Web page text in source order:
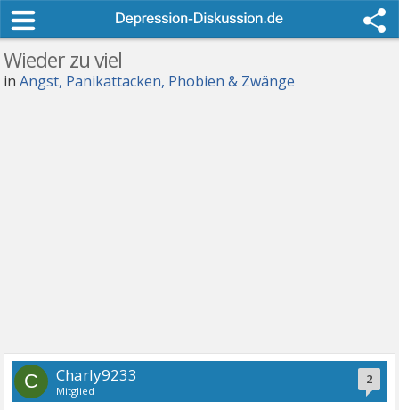
Wieder zu viel
inAngst, Panikattacken, Phobien & Zwänge
2
C Charly9233
Mitglied